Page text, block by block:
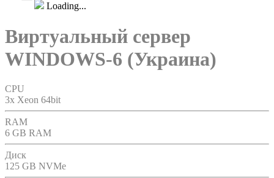
Loading...
Виртуальный сервер
WINDOWS-6 (Украина)
CPU
3x Xeon 64bit
RAM
6 GB RAM
Диск
125 GB NVMe